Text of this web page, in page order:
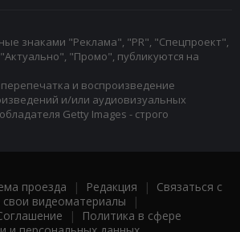
знаками "Реклама", "PR", "Спецпроект",
"Промо", публикуются на
и воспроизведение
и/или аудиовизуальных
Getty Images - строго
проезда | Редакция | Связаться с
свои видеоматериалы |
|
Политика в сфере